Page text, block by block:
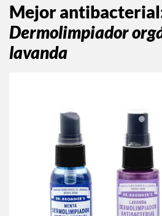
Mejor antibacterial
Dermolimpiador
lavanda